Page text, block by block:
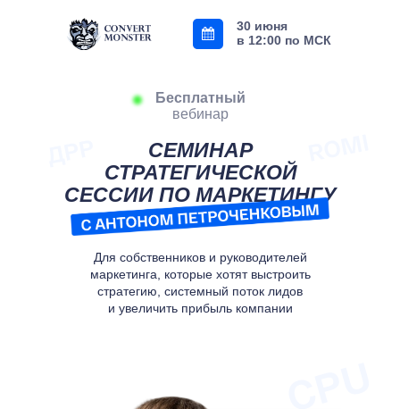
Бесплатный
вебинар
СЕМИНАР
СТРАТЕГИЧЕСКОЙ
СЕССИИ ПО МАРКЕТИНГУ
Для собственников и руководителей
маркетинга, которые хотят выстроить
стратегию, системный поток лидов
и увеличить прибыль компании
30 июня
в 12:00 по МСК